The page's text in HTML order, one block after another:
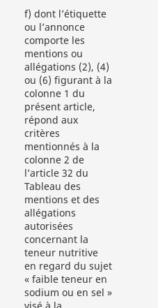
f) dont l’étiquette
ou l’annonce
comporte les
mentions ou
allégations (2), (4)
ou (6) figurant à la
colonne 1 du
présent article,
répond aux
critères
mentionnés à la
colonne 2 de
l’article 32 du
Tableau des
mentions et des
allégations
autorisées
concernant la
teneur nutritive
en regard du sujet
« faible teneur en
sodium ou en sel »